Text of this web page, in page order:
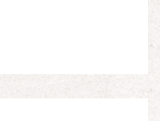
et Agnès Dioné,
Ils venaient